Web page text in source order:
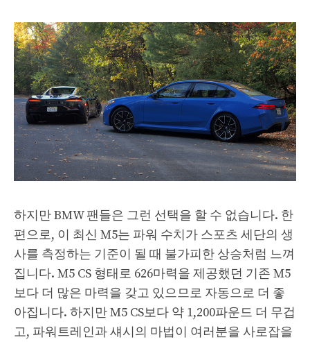
하지만 BMW 팬들은 그런 선택을 할 수 없습니다. 한
편으로, 이 최신 M5는 파워 수치가 스포츠 세단의 생
사를 측정하는 기준이 될 때 불가피한 상승처럼 느껴
집니다. M5 CS 형태로 626마력을 제공했던 기존 M5
보다 더 많은 마력을 갖고 있으므로 자동으로 더 좋
아집니다. 하지만 M5 CS보다 약 1,200파운드 더 무겁
고, 파워트레인과 섀시의 마법이 여러분을 사로잡을